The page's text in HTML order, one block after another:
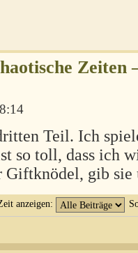
Zeiten
Teil. Ich
so toll, dass ich
gib sie
anzeigen: